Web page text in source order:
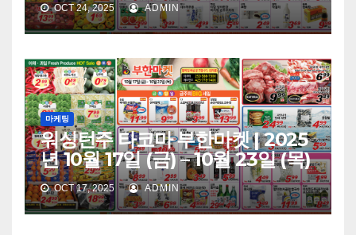
OCT 24, 2025 ADMIN
마케팅
워싱턴주 타코마 부한마켓 | 2025
년 10월 17일 (금) – 10월 23일 (목)
OCT 17, 2025 ADMIN